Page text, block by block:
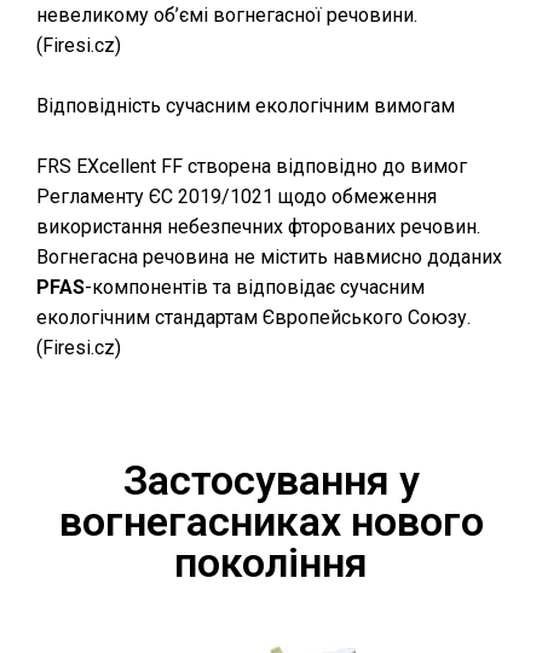
невеликому об’ємі вогнегасної речовини.
(⁠ Firesi.cz)
Відповідність сучасним екологічним вимогам
FRS EXcellent FF створена відповідно до вимог
Регламенту ЄС 2019/1021 щодо обмеження
використання небезпечних фторованих речовин.
Вогнегасна речовина не містить навмисно доданих
PFAS-компонентів та відповідає сучасним
екологічним стандартам Європейського Союзу.
(⁠ Firesi.cz)
Застосування у
вогнегасниках нового
покоління